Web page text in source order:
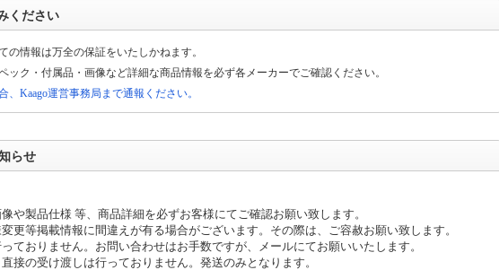
だく際に、症状、商品のSN（シリアルナンバー）、PCの構成を併せてご連絡をお願いいたします。
ください
の情報は万全の保証をいたしかねます。
ック・付属品・画像など詳細な商品情報を必ず各メーカーでご確認ください。
、Kaago運営事務局まで通報ください。
らせ
や製品仕様 等、商品詳細を必ずお客様にてご確認お願い致します。
更等掲載情報に間違えが有る場合がございます。その際は、ご容赦お願い致します。
ておりません。お問い合わせはお手数ですが、メールにてお願いいたします。
接の受け渡しは行っておりません。発送のみとなります。